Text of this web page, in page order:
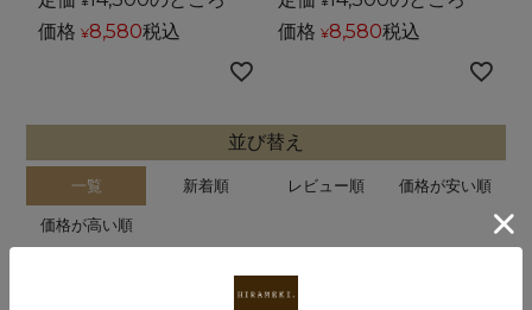
価格 ¥8,580税込
価格 ¥8,580税込
並び替え
一覧 新着順 レビュー順 価格が安い順
価格が高い順